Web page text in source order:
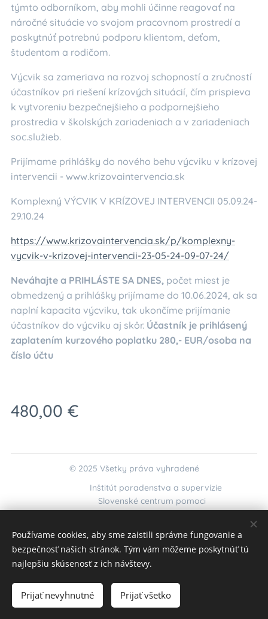
týmto odborníkom, aby mohli účinne reagovať na
náročné situácie vo svojom pracovnom prostredí a
poskytnúť potrebnú podporu klientom, deťom,
študentom a rodičom.
Výcvik sa zameriava na rozvoj schopností a zručností
účastníkov pri riešení krízových situácií, čím prispieva
k vytvoreniu bezpečnejšieho a podpornejšieho
prostredia v školských zariadeniach a v zariadeniach
soc.služieb.
Prijímame prihlášky do nového behu výcviku v krízovej
intervencii - www.krizovaintervencia.sk
Komplexný VÝCVIK V KRÍZOVEJ INTERVENCII 05.09.24-
29.10.24
https://www.krizovaintervencia.sk/p/komplexny-
vycvik-v-krizovej-intervencii-23-05-24-09-07-24/
Neváhajte a PRIHLÁSTE SA DNES, počet miest je
obmedzený a prihlášky prijímame do 10.06.2024, ak sa
naplní kapacita výcviku, tak ukončíme prijímanie
účastníkov do výcviku aj skôr. Účastník je prihlásený
zaplatením kurzového poplatku 280,- EUR/osoba na
číslo účtu
480,00 €
Vypredané
© 2025 Všetky práva vyhradené
Inštitút poradenstva a supervízie
Slovenské centrum pomoci
Cookies
Používame cookies, aby sme zaistili správne fungovanie a
bezpečnosť našich stránok. Tým vám môžeme poskytnúť tú
najlepšiu skúsenosť z ich návštevy.
Prijať nevyhnutné Prijať všetko